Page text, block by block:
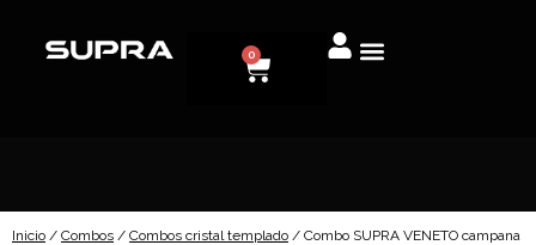
0
Inicio / Combos / Combos cristal templado / Combo SUPRA VENETO campana